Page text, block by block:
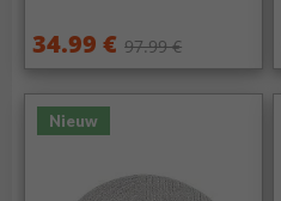
34.99 € 97.99 €
Nieuw